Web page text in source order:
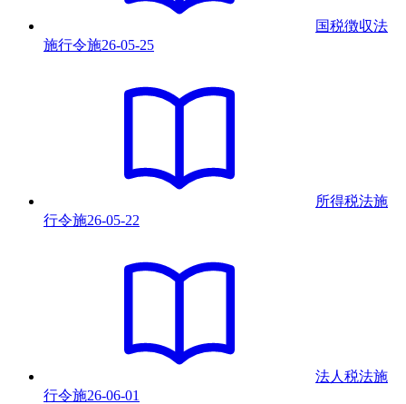
国税徴収法
施行令施26-05-25
所得税法施
行令施26-05-22
法人税法施
行令施26-06-01